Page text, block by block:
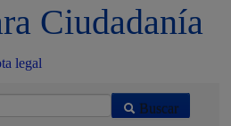
Ciudadanía
legal
Buscar